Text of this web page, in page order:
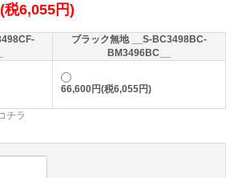
税6,055円)
ブラック無地 __S-BC3498BC-
BM3496BC__
66,600円(税6,055円)
チラ